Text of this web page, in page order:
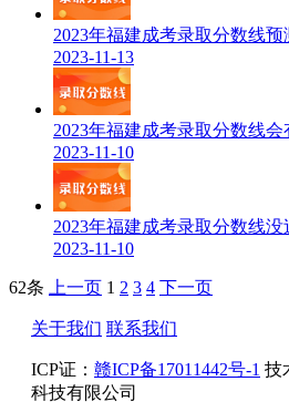
2023年福建成考录取分数线预
2023-11-13
2023年福建成考录取分数线会
2023-11-10
2023年福建成考录取分数线没
2023-11-10
62条 上一页 1 2 3 4 下一页
关于我们 联系我们
ICP证： 赣ICP备17011442号-1 技
科技有限公司